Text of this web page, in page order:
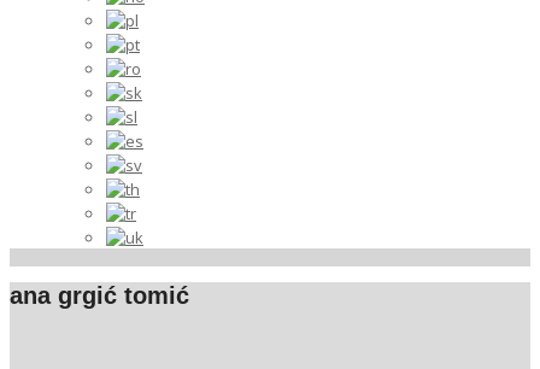
ana grgić tomić